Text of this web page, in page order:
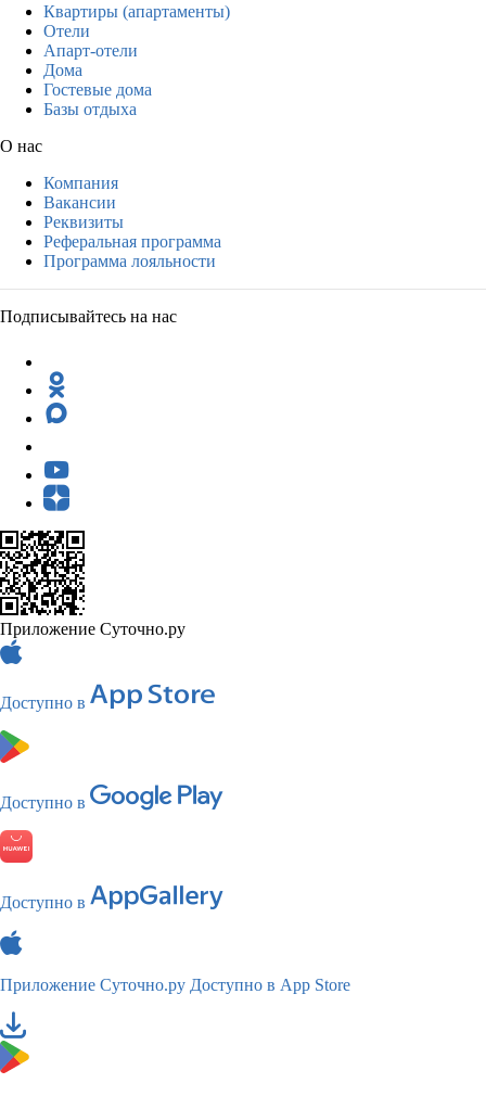
Квартиры (апартаменты)
Отели
Апарт-отели
Дома
Гостевые дома
Базы отдыха
О нас
Компания
Вакансии
Реквизиты
Реферальная программа
Программа лояльности
Подписывайтесь на нас
Приложение Суточно.ру
Доступно в
Доступно в
Доступно в
Приложение Суточно.ру Доступно в App Store